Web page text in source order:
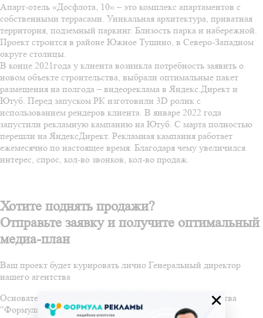
Апарт-отель «Досфлота, 10» – это комплекс апартаментов с
собственными террасами. Уникальная архитектура, приватная
территория, подземный паркинг. Близость парка и набережной.
Проект строится в районе Южное Тушино, в Северо-Западном
округе столицы.
В конце 2021года у клиента возникла потребность заявить о
новом объекте строительства, выбрали оптимальные пакет
размещения на полгода – видеореклама в Яндекс.Директ и
Ютуб. Перед запуском РК изготовили 3D ролик с
использованием рендеров клиента. В январе 2022 года
запустили рекламную кампанию на Ютуб. С марта полностью
перешли на ЯндексДирект. Рекламная кампания работает
ежемесячно по настоящее время. Благодаря чему увеличился
интерес, спрос, кол-во звонков, кол-во продаж.
Хотите поднять продажи?
Отправьте заявку и получите оптимальный
медиа-план
Ваш проект будет курировать лично Генеральный директор
нашего агентства
Основатель и Генеральный директор медийного агентства
"Формула Рекламы"
×